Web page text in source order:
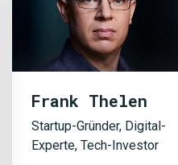
Frank Thelen
Startup-Gründer, Digital-
Experte, Tech-Investor